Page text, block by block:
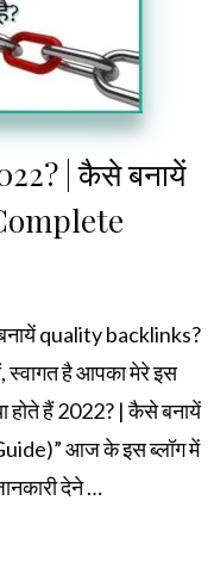
| कैसे बनायें
quality backlinks?
स्वागत है आपका मेरे इस
होते हैं 2022? | कैसे बनायें
आज के इस ब्लॉग में
देने …